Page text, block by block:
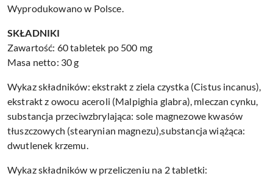
Wyprodukowano w Polsce.
SKŁADNIKI
Zawartość: 60 tabletek po 500 mg
Masa netto: 30 g
Wykaz składników: ekstrakt z ziela czystka (Cistus incanus),
ekstrakt z owocu aceroli (Malpighia glabra), mleczan cynku,
substancja przeciwzbrylająca: sole magnezowe kwasów
tłuszczowych (stearynian magnezu),substancja wiążąca:
dwutlenek krzemu.
Wykaz składników w przeliczeniu na 2 tabletki: